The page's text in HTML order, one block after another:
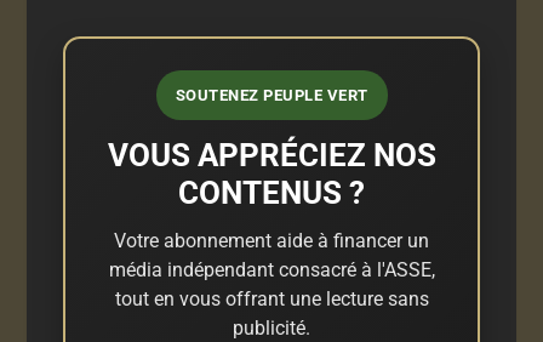
SOUTENEZ PEUPLE VERT
VOUS APPRÉCIEZ NOS
CONTENUS ?
Votre abonnement aide à financer un
média indépendant consacré à l'ASSE,
tout en vous offrant une lecture sans
publicité.